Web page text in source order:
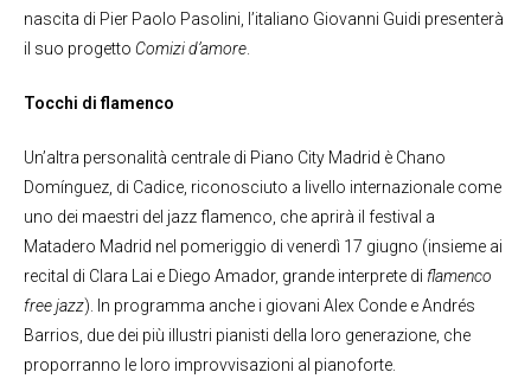
nascita di Pier Paolo Pasolini, l’italiano Giovanni Guidi presenterà
il suo progetto Comizi d’amore
Tocchi di flamenco
Un’altra personalità centrale di Piano City Madrid è Chano
Domínguez, di Cadice, riconosciuto a livello internazionale come
uno dei maestri del jazz flamenco, che aprirà il festival a
Matadero Madrid nel pomeriggio di venerdì 17 giugno (insieme ai
recital di Clara Lai e Diego Amador, grande interprete di flamenco
free jazz). In programma anche i giovani Alex Conde e Andrés
Barrios, due dei più illustri pianisti della loro generazione, che
proporranno le loro improvvisazioni al pianoforte.